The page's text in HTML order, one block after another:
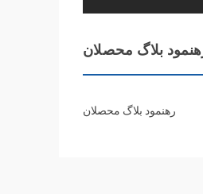
بلاگ محصلان
رهنمود بلاگ محصلان